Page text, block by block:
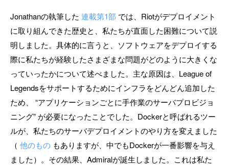
Jonathanの執筆した 連載第1部 では、Riotがデプロイメント
に取り組んできた歴史と、私たちが直面した困難について説
明しました。具体的に言うと、ソフトウェアをデプロイする
際に私たちが経験したさまざまな問題がどのように大きくな
っていったかについて述べました。主な原因は、League of
Legendsをサポートするためにインフラをどんどん追加した
ため、 “アプリケーションごとに手作業のサーバプロビジョ
ニング” が必要になったことでした。Dockerと呼ばれるツー
ルが、私たちのサーバデプロイメントのやり方を変えました
（ 他のもの もありますが、中でもDockerが一番影響を与え
ました）。その結果、Admiralが誕生しました。これは私た